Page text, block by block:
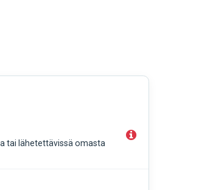
tai lähetettävissä omasta